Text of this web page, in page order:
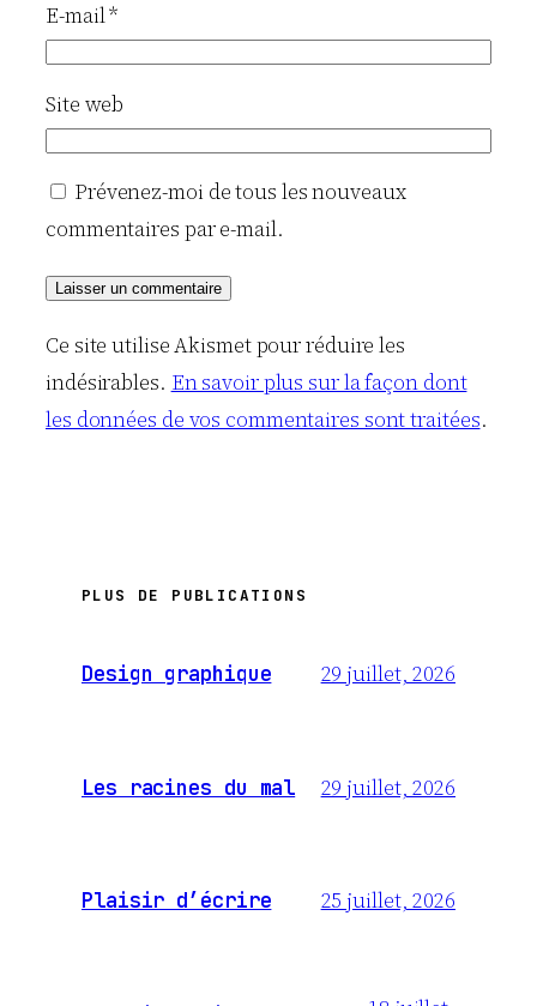
E-mail*
Site web
Prévenez-moi de tous les nouveaux
commentaires par e-mail.
Ce site utilise Akismet pour réduire les
indésirables. En savoir plus sur la façon dont
les données de vos commentaires sont traitées.
PLUS DE PUBLICATIONS
Design graphique 29 juillet, 2026
Les racines du mal 29 juillet, 2026
Plaisir d’écrire 25 juillet, 2026